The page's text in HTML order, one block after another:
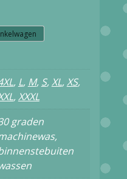
, L, M, S,XL,XS,
,XXXL
graden